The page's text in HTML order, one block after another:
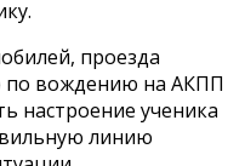
проезда
по вождению на АКПП
настроение ученика
линию